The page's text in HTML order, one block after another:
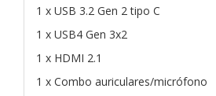
1 x USB 3.2 Gen 2 tipo C
1 x USB4 Gen 3x2
1 x HDMI 2.1
1 x Combo auriculares/micrófono